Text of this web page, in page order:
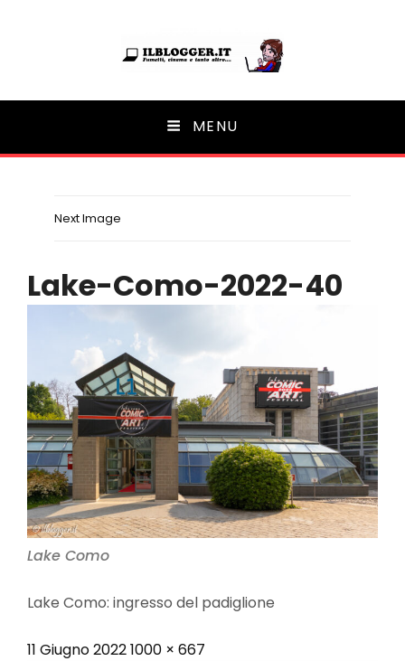
Ilblogger.it
Il portalino di blog | MENU
Next Image
Lake-Como-2022-40
Lake Como
Lake Como: ingresso del padiglione
Posted
11 Giugno 2022Full
1000 × 667